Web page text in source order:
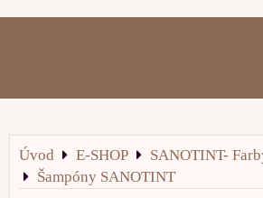
Úvod E-SHOP
SANOTINT-
Šampóny SANOTINT